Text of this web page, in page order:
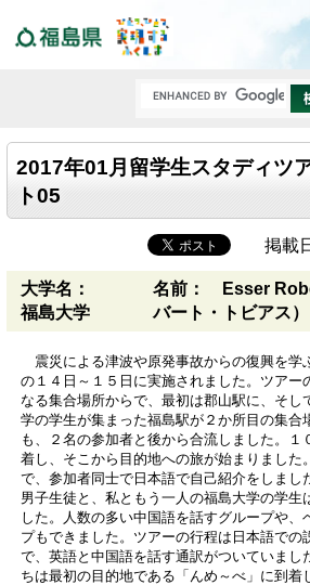
2017年01月留学生スタディツ
ト05
掲載
大学名：
福島大学
名前： Esser
バート・トビアス）
震災による津波や原発事故からの復興を学
の１４日～１５日に実施されました。ツアー
なる集合場所からで、最初は郡山駅に、そし
学の学生が集まった福島駅が２か所目の集合
も、２名の参加者と後から合流しました。１
着し、そこから目的地への旅が始まりました
で、参加者同士で日本語で自己紹介をしまし
男子生徒と、私ともう一人の福島大学の学生
した。人数の多い中国語を話すグループや、
プもできました。ツアーの行程は日本語での
で、英語と中国語を話す通訳がついていまし
ちは最初の目的地である「んめ～べ」に到着